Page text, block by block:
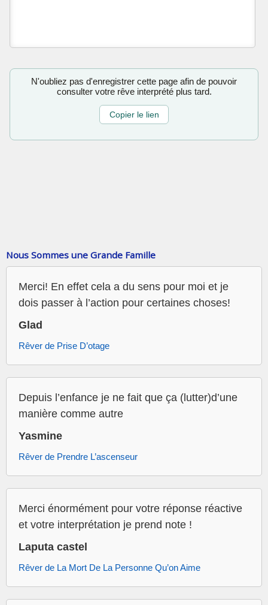
N'oubliez pas d'enregistrer cette page afin de pouvoir
consulter votre rêve interprété plus tard.
Copier le lien
Nous Sommes une Grande Famille
Merci! En effet cela a du sens pour moi et je
dois passer à l’action pour certaines choses!
Glad
Rêver de Prise D’otage
Depuis l’enfance je ne fait que ça (lutter)d’une
manière comme autre
Yasmine
Rêver de Prendre L’ascenseur
Merci énormément pour votre réponse réactive
et votre interprétation je prend note !
Laputa castel
Rêver de La Mort De La Personne Qu’on Aime